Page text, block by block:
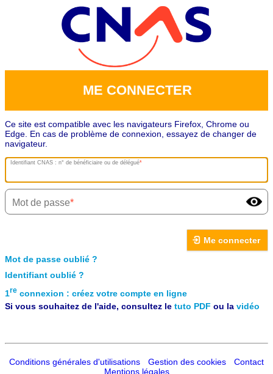
ME CONNECTER
Ce site est compatible avec les navigateurs Firefox, Chrome ou
Edge. En cas de problème de connexion, essayez de changer de
navigateur.
Identifiant CNAS : n° de bénéficiaire ou de délégué
Mot de passe
Me connecter
Mot de passe oublié ?
Identifiant oublié ?
1re connexion : créez votre compte en ligne
Si vous souhaitez de l'aide, consultez le tuto PDF ou la vidéo
Conditions générales d'utilisations Gestion des cookies
Contact
Mentions légales